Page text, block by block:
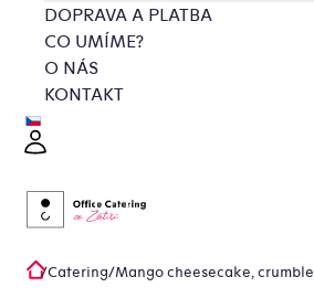
obsah
DOPRAVA A PLATBA
CO UMÍME?
O NÁS
KONTAKT
Domů
/Catering/Mango cheesecake, crumble